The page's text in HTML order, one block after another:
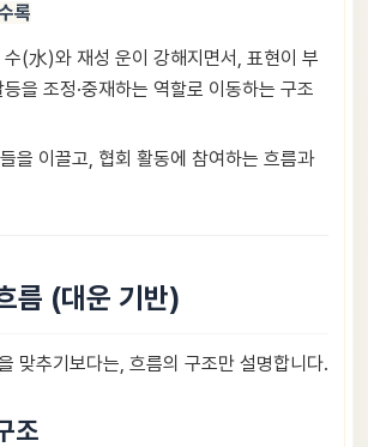
록
수(水)와 재성 운이 강해지면서, 표현이 부
을 조정·중재하는 역할로 이동하는 구조
을 이끌고, 협회 활동에 참여하는 흐름과
름 (대운 기반)
맞추기보다는, 흐름의 구조만 설명합니다.
조